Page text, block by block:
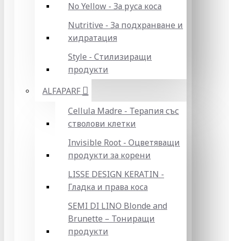
No Yellow - За руса коса
Nutritive - За подхранване и
хидратация
Style - Стилизиращи
продукти
ALFAPARF
Cellula Madre - Терапия със
стволови клетки
Invisible Root - Оцветяващи
продукти за корени
LISSE DESIGN KERATIN -
Гладка и права коса
SEMI DI LINO Blonde and
Brunette – Тониращи
продукти